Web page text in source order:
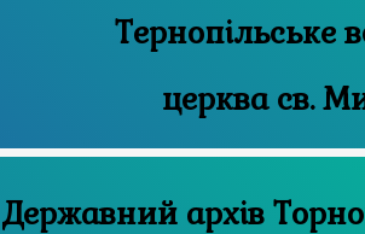
Тернопільське
церква св.